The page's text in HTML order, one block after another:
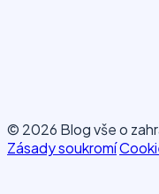
© 2026 Blog vše o
Zásady soukromí